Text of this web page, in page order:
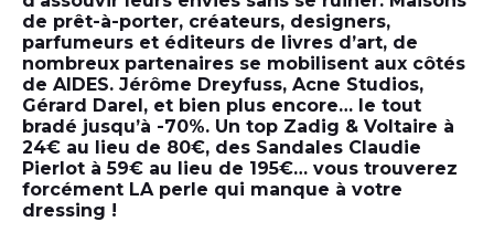
de prêt-à-porter, créateurs, designers,
parfumeurs et éditeurs de livres d’art, de
nombreux partenaires se mobilisent aux côtés
de AIDES. Jérôme Dreyfuss, Acne Studios,
Gérard Darel, et bien plus encore… le tout
bradé jusqu’à -70%. Un top Zadig & Voltaire à
24€ au lieu de 80€, des Sandales Claudie
Pierlot à 59€ au lieu de 195€… vous trouverez
forcément LA perle qui manque à votre
dressing !